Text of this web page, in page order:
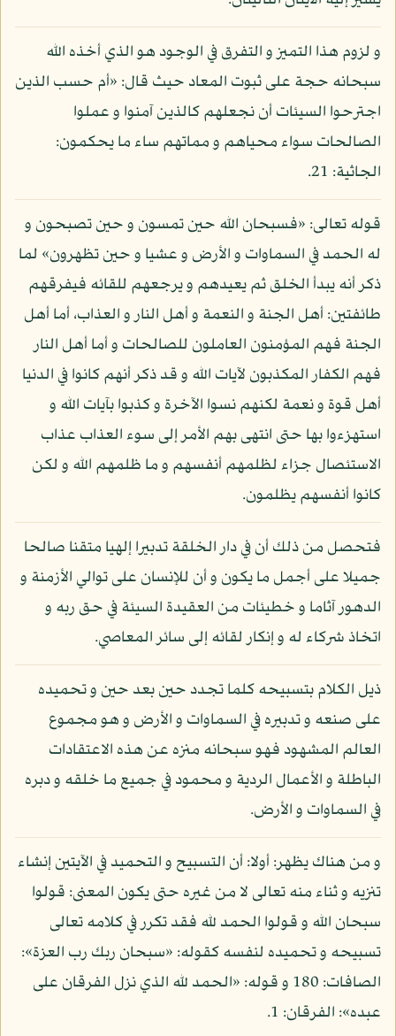
و لزوم هذا التميز و التفرق في الوجود هو الذي أخذه الله
سبحانه حجة على ثبوت المعاد حيث قال: «أم حسب الذين
اجترحوا السيئات أن نجعلهم كالذين آمنوا و عملوا
الصالحات سواء محياهم و مماتهم ساء ما يحكمون:
الجاثية: 21.
قوله تعالى: «فسبحان الله حين تمسون و حين تصبحون و
له الحمد في السماوات و الأرض و عشيا و حين تظهرون» لما
ذكر أنه يبدأ الخلق ثم يعيدهم و يرجعهم للقائه فيفرقهم
طائفتين: أهل الجنة و النعمة و أهل النار و العذاب، أما أهل
الجنة فهم المؤمنون العاملون للصالحات و أما أهل النار
فهم الكفار المكذبون لآيات الله و قد ذكر أنهم كانوا في الدنيا
أهل قوة و نعمة لكنهم نسوا الآخرة و كذبوا بآيات الله و
استهزءوا بها حتى انتهى بهم الأمر إلى سوء العذاب عذاب
الاستئصال جزاء لظلمهم أنفسهم و ما ظلمهم الله و لكن
كانوا أنفسهم يظلمون.
فتحصل من ذلك أن في دار الخلقة تدبيرا إلهيا متقنا صالحا
جميلا على أجمل ما يكون و أن للإنسان على توالي الأزمنة و
الدهور آثاما و خطيئات من العقيدة السيئة في حق ربه و
اتخاذ شركاء له و إنكار لقائه إلى سائر المعاصي.
ذيل الكلام بتسبيحه كلما تجدد حين بعد حين و تحميده
على صنعه و تدبيره في السماوات و الأرض و هو مجموع
العالم المشهود فهو سبحانه منزه عن هذه الاعتقادات
الباطلة و الأعمال الردية و محمود في جميع ما خلقه و دبره
في السماوات و الأرض.
و من هناك يظهر: أولا: أن التسبيح و التحميد في الآيتين إنشاء
تنزيه و ثناء منه تعالى لا من غيره حتى يكون المعنى: قولوا
سبحان الله و قولوا الحمد لله فقد تكرر في كلامه تعالى
تسبيحه و تحميده لنفسه كقوله: «سبحان ربك رب العزة»:
الصافات: 180 و قوله: «الحمد لله الذي نزل الفرقان على
عبده»: الفرقان: 1.